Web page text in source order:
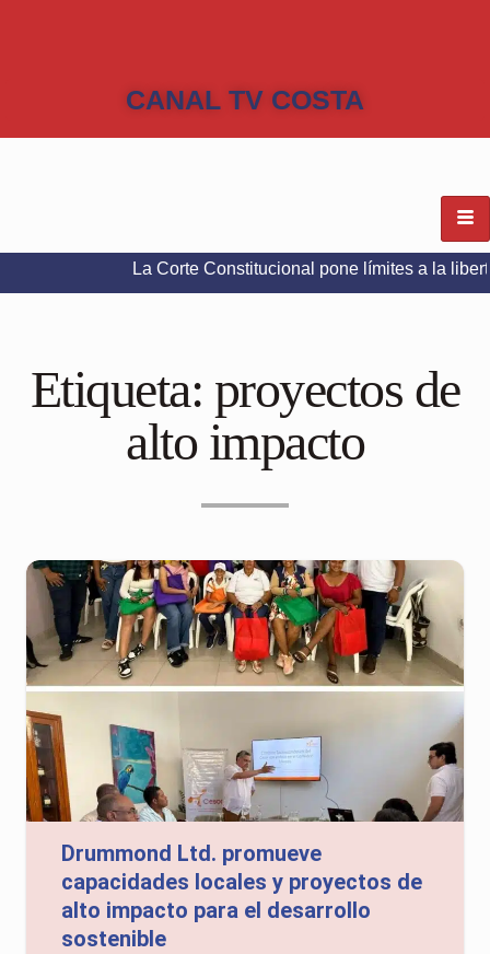
CANAL TV COSTA
La Corte Constitucional pone límites a la libertad de
Etiqueta: proyectos de
alto impacto
Drummond Ltd. promueve
capacidades locales y proyectos de
alto impacto para el desarrollo
sostenible